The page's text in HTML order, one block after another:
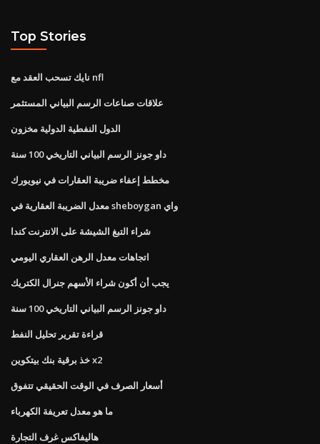
Top Stories
نايك تسحب العقد مع nfl
علاقات صناعات الرسم البياني المستثمر
الدول النفطية الدولية مخزون
داو جونز الرسم البياني التاريخي 100 سنة
مخطط إعفاء ضريبة العقارات في نيويورك
معدل الضريبة العقارية في sheboygan واي
شراء التبغ الشيشة على الانترنت كندا
اتجاهات معدل الرهن العقاري اليومي
يجب أن أكون شراء الأسهم جنرال الكتريك
داو جونز الرسم البياني التاريخي 100 سنة
قراءة تقرير تحليل النفط
خذ برقية بنك بيتكوين x2
أسعار الصرف في الوقت الحقيقي تتفوق
ما هو معدل تعريفة الكهرباء
هاليفاكس غرف التجارة